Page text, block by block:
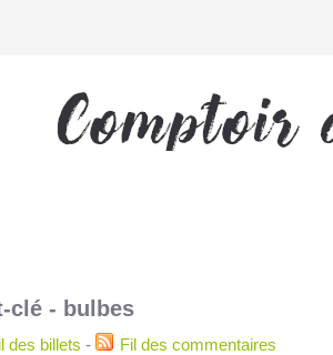
clé - bulbes
des billets - Fil des commentaires